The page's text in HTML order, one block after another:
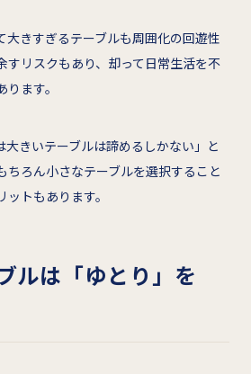
大きすぎるテーブルも周囲化の回遊性
すリスクもあり、却って日常生活を不
ます。
大きいテーブルは諦めるしかない」と
ちろん小さなテーブルを選択すること
トもあります。
ルは「ゆとり」を